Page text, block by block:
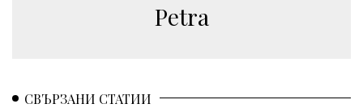
Petra
СВЪРЗАНИ СТАТИИ